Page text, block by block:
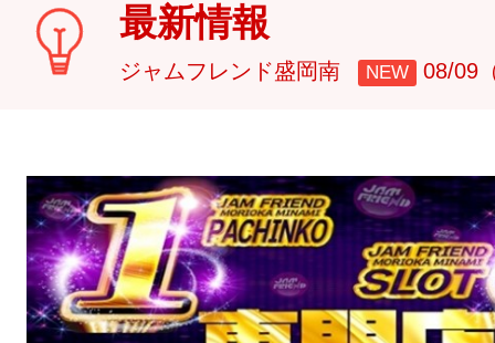
最新情報
ジャムフレンド盛岡南 NEW 08/09